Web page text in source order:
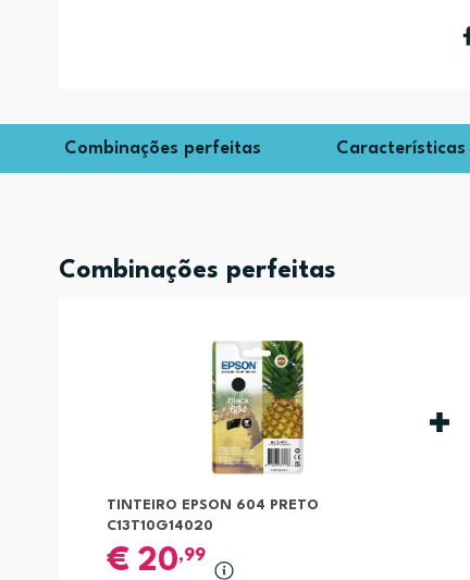
Combinações perfeitas Características
Combinações perfeitas
TINTEIRO EPSON 604 PRETO
C13T10G14020
€ 20,99